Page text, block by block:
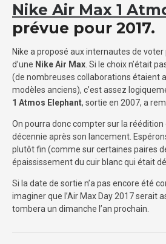
Nike Air Max 1
prévue pour 2017.
Nike a proposé aux internautes de
d’une Nike Air Max. Si le choix n’était
(de nombreuses collaborations étaient
modèles anciens), c’est assez
1 Atmos Elephant, sortie en 2007, a
On pourra donc compter sur la réédition
décennie après son lancement.
plutôt fin (comme sur certaines paires
épaississement du cuir blanc qui était
Si la date de sortie n’a pas encore été
imaginer que l’Air Max Day 2017 serait
tombera un dimanche l’an prochain.